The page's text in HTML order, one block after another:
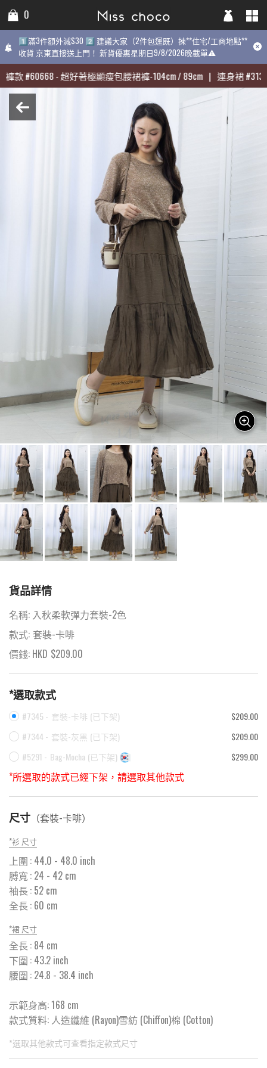
0
1️⃣滿3件額外減$30 2️⃣ 建議大家（2件包運既）揀**住宅/工商地點**
收貨 京東直接送上門！ 新貨優惠星期日9/8/2026晚截單⚠️
款#60668-超好著極顯瘦包腰裙褲-104cm / 89cm | 連身裙#31398
0
1️⃣滿3件額外減$30 2️⃣ 建議大家（2件包運既）揀**住宅/工商地點**
收貨 京東直接送上門！ 新貨優惠星期日9/8/2026晚截單⚠️
款#60668-超好著極顯瘦包腰裙褲-104cm / 89cm | 連身裙#31398
1️⃣滿3件額外減$30 2️⃣ 建議大家（2件包運既）揀**住宅/工商地點**
9/8/2026晚截單⚠️
熱賣: 褲款#60668-超好著極顯瘦包腰裙褲-104cm / 89cm | 連身
貨品詳情
名稱: 入秋柔軟彈力套裝-2色
款式: 套裝-卡啡
價錢: HKD $209.00
*選取款式
#7345 - 套裝-卡啡 (已下架)
$209.00
#7344 - 套裝-灰黑 (已下架)
$209.00
#5291 - Bag-Mocha (已下架) $299.00
*所選取的款式已經下架，請選取其他款式
尺寸 （套裝-卡啡）
*衫 尺寸
上圍 : 44.0 - 48.0 inch
膊寬 : 24 - 42 cm
袖長 : 52 cm
全長 : 60 cm
*裙 尺寸
全長 : 84 cm
下圍 : 43.2 inch
腰圍 : 24.8 - 38.4 inch
示範身高: 168 cm
款式質料: 人造纖維 (Rayon)雪紡 (Chiffon)棉 (Cotton)
*選取其他款式可查看指定款式尺寸